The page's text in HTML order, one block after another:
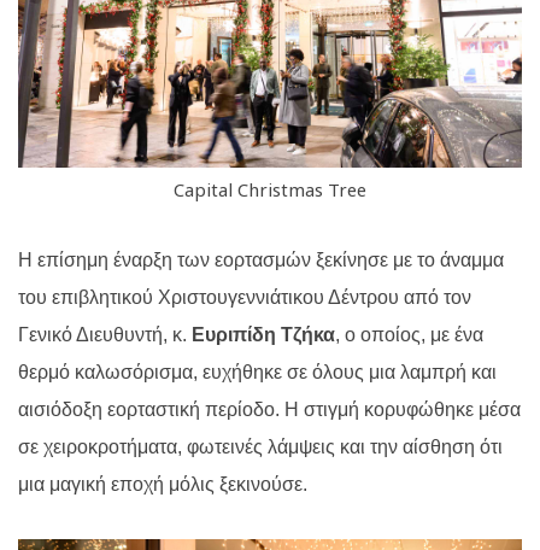
Capital Christmas Tree
Η επίσημη έναρξη των εορτασμών ξεκίνησε με το άναμμα
του επιβλητικού Χριστουγεννιάτικου Δέντρου από τον
Γενικό Διευθυντή, κ. Ευριπίδη Τζήκα, ο οποίος, με ένα
θερμό καλωσόρισμα, ευχήθηκε σε όλους μια λαμπρή και
αισιόδοξη εορταστική περίοδο. Η στιγμή κορυφώθηκε μέσα
σε χειροκροτήματα, φωτεινές λάμψεις και την αίσθηση ότι
μια μαγική εποχή μόλις ξεκινούσε.